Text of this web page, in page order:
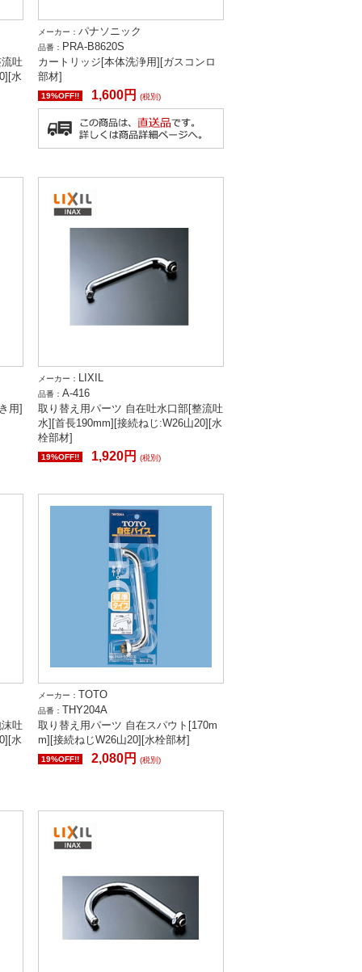
吐
水
メーカー： パナソニック
品番： PRA-B8620S
カートリッジ[本体洗浄用][ガスコンロ
部材]
19%OFF!! 1,600円 (税別)
用]
メーカー： LIXIL
品番： A-416
取り替え用パーツ 自在吐水口部[整流吐
水][首長190mm][接続ねじ:W26山20][水
栓部材]
19%OFF!! 1,920円 (税別)
吐
水
メーカー： TOTO
品番： THY204A
取り替え用パーツ 自在スパウト[170m
m][接続ねじW26山20][水栓部材]
19%OFF!! 2,080円 (税別)